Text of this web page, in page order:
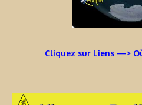
Cliquez sur Liens —>